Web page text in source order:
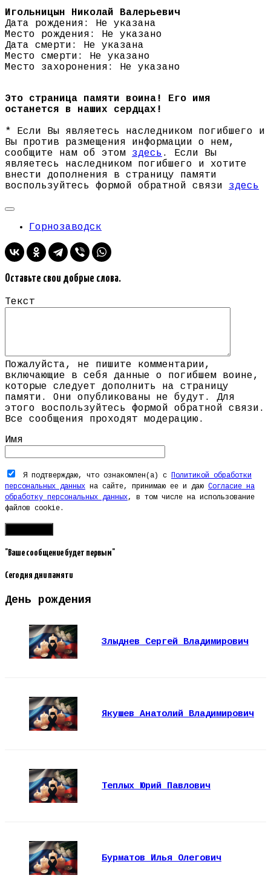
Игольницын Николай Валерьевич
Дата рождения: Не указана
Место рождения: Не указано
Дата смерти: Не указана
Место смерти: Не указано
Место захоронения: Не указано
Это страница памяти воина! Его имя
останется в наших сердцах!
* Если Вы являетесь наследником погибшего и
Вы против размещения информации о нем,
сообщите нам об этом здесь . Если Вы
являетесь наследником погибшего и хотите
внести дополнения в страницу памяти
воспользуйтесь формой обратной связи здесь
Горнозаводск
Оставьте свои добрые слова.
Текст
Пожалуйста, не пишите комментарии,
включающие в себя данные о погибшем воине,
которые следует дополнить на страницу
памяти. Они опубликованы не будут. Для
этого воспользуйтесь формой обратной связи.
Все сообщения проходят модерацию.
Имя
Я подтверждаю, что ознакомлен(а) с
Политикой обработки
персональных данных на сайте, принимаю ее и даю Согласие на
обработку персональных данных, в том числе на использование
файлов cookie.
"Ваше сообщение будет первым"
Сегодня дни памяти
День рождения
Злыднев Сергей Владимирович
Якушев Анатолий Владимирович
Теплых Юрий Павлович
Бурматов Илья Олегович